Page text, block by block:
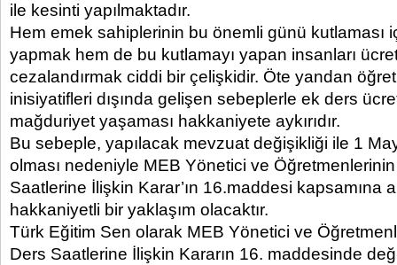
ile kesinti yapılmaktadır.
Hem emek sahiplerinin bu önemli günü kutlaması
yapmak hem de bu kutlamayı yapan insanları
cezalandırmak ciddi bir çelişkidir. Öte yandan
inisiyatifleri dışında gelişen sebeplerle ek ders
mağduriyet yaşaması hakkaniyete aykırıdır.
Bu sebeple, yapılacak mevzuat değişikliği ile 1
olması nedeniyle MEB Yönetici ve
Saatlerine İlişkin Karar’ın 16.maddesi kapsamına
hakkaniyetli bir yaklaşım olacaktır.
Türk Eğitim Sen olarak MEB Yönetici ve
Ders Saatlerine İlişkin Kararın 16. maddesinde